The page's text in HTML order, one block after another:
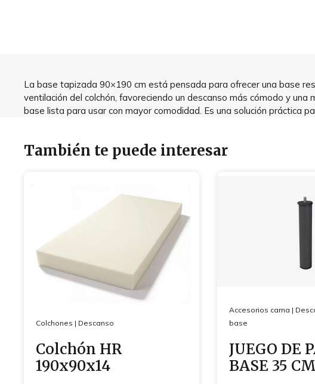
La base tapizada 90×190 cm está pensada para ofrecer una base
ventilación del colchón, favoreciendo un descanso más cómodo y
base lista para usar con mayor comodidad. Es una solución práctica
También te puede interesar
Colchones | Descanso
Colchón HR
190x90x14
Accesorios cama |
base
JUEGO DE
BASE 35 CM